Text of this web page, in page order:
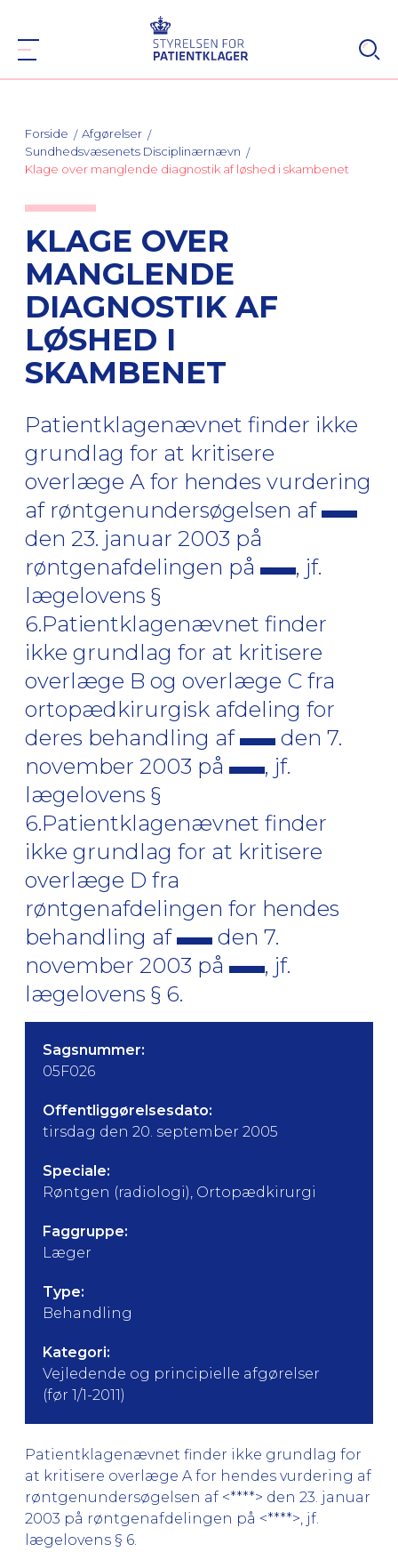
Forside
Afgørelser
Sundhedsvæsenets Disciplinærnævn
Klage over manglende diagnostik af løshed i skambenet
KLAGE OVER
MANGLENDE
DIAGNOSTIK AF
LØSHED I
SKAMBENET
Patientklagenævnet finder ikke
grundlag for at kritisere
overlæge A for hendes vurdering
af røntgenundersøgelsen af
den 23. januar 2003 på
røntgenafdelingen på
, jf.
lægelovens §
6.Patientklagenævnet finder
ikke grundlag for at kritisere
overlæge B og overlæge C fra
ortopædkirurgisk afdeling for
deres behandling af
den 7.
november 2003 på
, jf.
lægelovens §
6.Patientklagenævnet finder
ikke grundlag for at kritisere
overlæge D fra
røntgenafdelingen for hendes
behandling af
den 7.
november 2003 på
, jf.
lægelovens § 6.
Sagsnummer:
05F026
Offentliggørelsesdato:
tirsdag den 20. september 2005
Speciale:
Røntgen (radiologi), Ortopædkirurgi
Faggruppe:
Læger
Type:
Behandling
Kategori:
Vejledende og principielle afgørelser
(før 1/1-2011)
Patientklagenævnet finder ikke grundlag for
at kritisere overlæge A for hendes vurdering af
røntgenundersøgelsen af <****> den 23. januar
2003 på røntgenafdelingen på <****>, jf.
lægelovens § 6.